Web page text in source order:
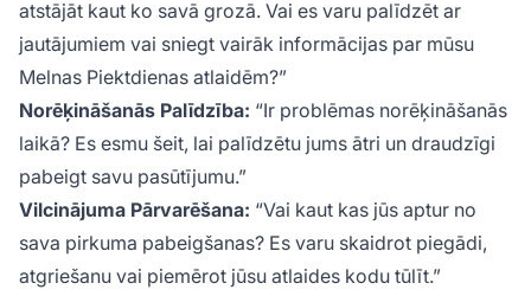
atstājāt kaut ko savā grozā. Vai es varu palīdzēt ar
jautājumiem vai sniegt vairāk informācijas par mūsu
Melnas Piektdienas atlaidēm?”
Norēķināšanās Palīdzība: “Ir problēmas norēķināšanās
laikā? Es esmu šeit, lai palīdzētu jums ātri un draudzīgi
pabeigt savu pasūtījumu.”
Vilcinājuma Pārvarēšana: “Vai kaut kas jūs aptur no
sava pirkuma pabeigšanas? Es varu skaidrot piegādi,
atgriešanu vai piemērot jūsu atlaides kodu tūlīt.”